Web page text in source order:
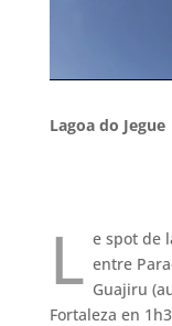
Lagoa do Jegue
L e spot de
entre
Guajiru
Fortaleza en